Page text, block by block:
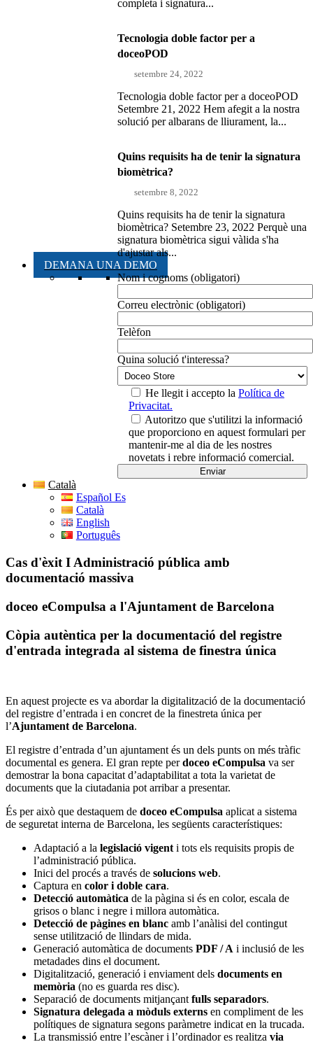
completa i signatura...
Tecnologia doble factor per a
doceoPOD
setembre 24, 2022
Tecnologia doble factor per a doceoPOD
Setembre 21, 2022 Hem afegit a la nostra
solució per albarans de lliurament, la...
Quins requisits ha de tenir la signatura
biomètrica?
setembre 8, 2022
Quins requisits ha de tenir la signatura
biomètrica? Setembre 23, 2022 Perquè una
signatura biomètrica sigui vàlida s'ha
d'ajustar als...
DEMANA UNA DEMO
Nom i cognoms (obligatori)
Correu electrònic (obligatori)
Telèfon
Quina solució t'interessa?
He llegit i accepto la Política de
Privacitat.
Autoritzo que s'utilitzi la informació
que proporciono en aquest formulari per
mantenir-me al dia de les nostres
novetats i rebre informació comercial.
Català
Español Es
Català
English
Português
Cas d'èxit I Administració pública amb
documentació massiva
doceo eCompulsa a l'Ajuntament de Barcelona
Còpia autèntica per la documentació del registre
d'entrada integrada al sistema de finestra única
En aquest projecte es va abordar la digitalització de la documentació
del registre d’entrada i en concret de la finestreta única per
l’Ajuntament de Barcelona.
El registre d’entrada d’un ajuntament és un dels punts on més tràfic
documental es genera. El gran repte perdoceo eCompulsa va ser
demostrar la bona capacitat d’adaptabilitat a tota la varietat de
documents que la ciutadania pot arribar a presentar.
És per això que destaquem de doceo eCompulsa aplicat a sistema
de seguretat interna de Barcelona, les següents característiques:
Adaptació a la legislació vigent i tots els requisits propis de
l’administració pública.
Inici del procés a través de solucions web.
Captura en color i doble cara.
Detecció automàtica de la pàgina si és en color, escala de
grisos o blanc i negre i millora automàtica.
Detecció de pàgines en blanc amb l’anàlisi del contingut
sense utilització de llindars de mida.
Generació automàtica de documents PDF / A i inclusió de les
metadades dins el document.
Digitalització, generació i enviament dels documents en
memòria (no es guarda res disc).
Separació de documents mitjançant fulls separadors.
Signatura delegada a mòduls externs en compliment de les
polítiques de signatura segons paràmetre indicat en la trucada.
La transmissió entre l’escàner i l’ordinador es realitza via